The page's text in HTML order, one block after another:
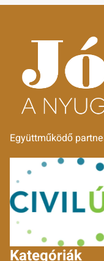
Együttműködő
Kategóriák